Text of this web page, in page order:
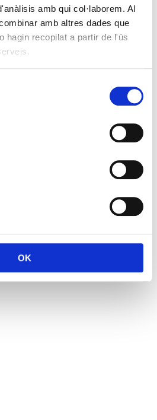
amb qui col·laborem. Al
amb altres dades que
hagin recopilat a partir de l'ús
OK